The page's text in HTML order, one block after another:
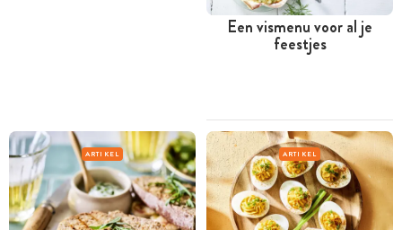
Een vismenu voor al je
feestjes
ARTIKEL ARTIKEL